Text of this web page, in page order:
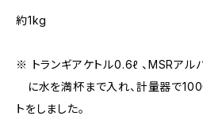
約1kg
※ トランギアケトル0.6ℓ 、MSRアル
に水を満杯まで入れ、計量器で
トをしました。